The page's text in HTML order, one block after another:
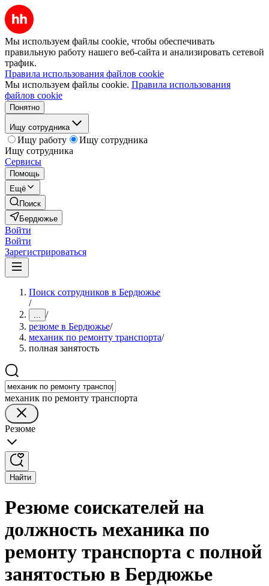
Мы используем файлы cookie, чтобы обеспечивать
правильную работу нашего веб-сайта и анализировать сетевой
трафик.
Правила использования файлов cookie
Мы используем файлы cookie. Правила использования
файлов cookie
Понятно
Ищу сотрудника
Ищу работу
Ищу сотрудника
Ищу сотрудника
Сервисы
Помощь
Ещё
Поиск
Бердюжье
Войти
Войти
Зарегистрироваться
Поиск сотрудников в Бердюжье
/
... /
резюме в Бердюжье/
механик по ремонту транспорта/
полная занятость
механик по ремонту транспорта
Резюме
Найти
Резюме соискателей на
должность механика по
ремонту транспорта с полной
занятостью в Бердюжье